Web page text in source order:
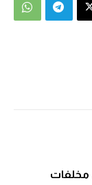
مخلفات